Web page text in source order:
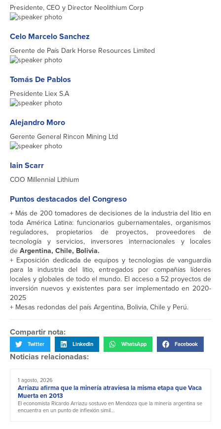
Presidente, CEO y Director Neolithium Corp
Celo Marcelo Sanchez
Gerente de País Dark Horse Resources Limited
Tomás De Pablos
Presidente Liex S.A
Alejandro Moro
Gerente General Rincon Mining Ltd
Iain Scarr
COO Millennial Lithium
Puntos destacados del Congreso
+ Más de 200 tomadores de decisiones de la industria del litio en
toda América Latina: funcionarios gubernamentales, organismos
reguladores, propietarios de proyectos, proveedores de
tecnología y servicios, inversores internacionales y locales
deArgentina, Chile, Bolivia.
+ Exposición dedicada de equipos y tecnologías de vanguardia
para la industria del litio, entregados por compañías líderes
locales y globales de todo el mundo. El acceso a 52 proyectos de
inversión nuevos y existentes para ser implementado en 2020-
2025
+ Mesas redondas del país Argentina, Bolivia, Chile y Perú.
Compartir nota:
Twitter LinkedIn WhatsApp Facebook
Noticias relacionadas:
1 agosto, 2026
Arriazu afirma que la minería atraviesa la misma etapa que Vaca
Muerta en 2013
El economista Ricardo Arriazu sostuvo en Mendoza que la minería argentina se
encuentra en un punto de inflexión simil...